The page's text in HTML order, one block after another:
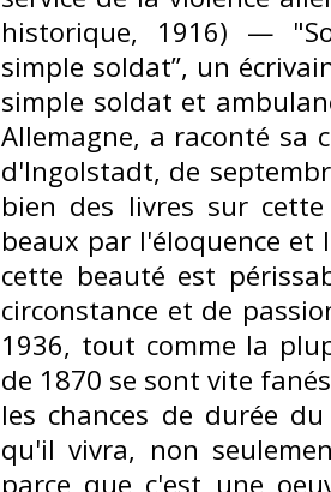
historique, 1916) —
simple soldat”, un
simple soldat et
Allemagne, a raconté
d'Ingolstadt, de
bien des livres sur
beaux par l'éloquence
cette beauté est
circonstance et de
1936, tout comme la
de 1870 se sont vite
les chances de durée
qu'il vivra, non
parce que c'est une